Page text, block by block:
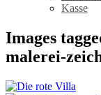
Kasse
Images
malerei-